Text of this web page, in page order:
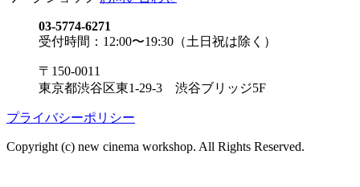
03-5774-6271
受付時間：12:00〜19:30（土日祝は除く）
〒150-0011
東京都渋谷区東1-29-3 渋谷ブリッジ5F
プライバシーポリシー
Copyright (c) new cinema workshop. All Rights Reserved.